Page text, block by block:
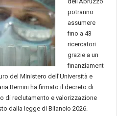
potranno
assumere
fino a 43
ricercatori
grazie a un
finanziament
del Ministero dell’Università e
Bernini ha firmato il decreto di
di reclutamento e valorizzazione
dalla legge di Bilancio 2026.